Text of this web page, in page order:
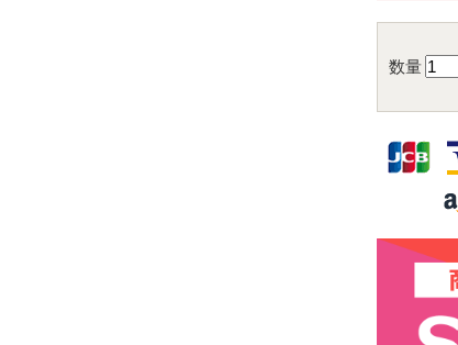
数量